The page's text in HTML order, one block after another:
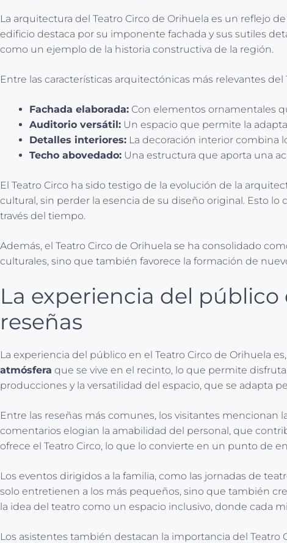
La arquitectura del Teatro Circo de Orihuela es un reflejo
edificio destaca por su imponente fachada y sus sutiles
como un ejemplo de la historia constructiva de la región.
Entre las características arquitectónicas más relevantes
Fachada elaborada: Con elementos ornamentales
Auditorio versátil: Un espacio que permite la
Detalles interiores: La decoración interior combina
Techo abovedado: Una estructura que aporta una
El Teatro Circo ha sido testigo de la evolución de la
cultural, sin perder la esencia de su diseño original. Esto
través del tiempo.
Además, el Teatro Circo de Orihuela se ha consolidado
culturales, sino que también favorece la formación de
La experiencia del público
reseñas
La experiencia del público en el Teatro Circo de Orihuela
atmósfera que se vive en el recinto, lo que permite
producciones y la versatilidad del espacio, que se adapta
Entre las reseñas más comunes, los visitantes mencionan
comentarios elogian la amabilidad del personal, que
ofrece el Teatro Circo, lo que lo convierte en un punto de
Los eventos dirigidos a la familia, como las jornadas de
solo entretienen a los más pequeños, sino que también
la idea del teatro como un espacio inclusivo, donde cada
Los asistentes también destacan la importancia del Teatro